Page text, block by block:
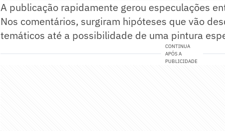
A publicação rapidamente gerou especulações
Nos comentários, surgiram hipóteses que vão
temáticos até a possibilidade de uma pintura
CONTINUA
APÓS A
PUBLICIDADE